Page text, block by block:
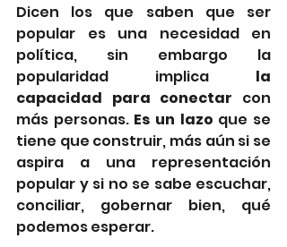
Dicen los que saben que ser
popular es una necesidad en
política, sin embargo la
popularidad implica la
capacidad para conectar con
más personas. Es un lazo que se
tiene que construir, más aún si se
aspira a una representación
popular y si no se sabe escuchar,
conciliar, gobernar bien, qué
podemos esperar.